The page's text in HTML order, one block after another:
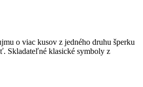
o viac kusov z jedného druhu šperku
Skladateľné klasické symboly z